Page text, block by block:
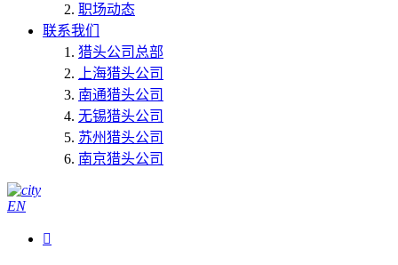
职场动态
联系我们
猎头公司总部
上海猎头公司
南通猎头公司
无锡猎头公司
苏州猎头公司
南京猎头公司
EN
